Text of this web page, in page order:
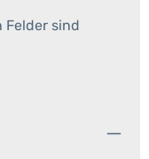
Felder sind